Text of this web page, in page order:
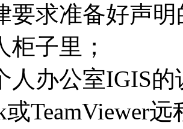
要求准备好声
柜子里；
人办公室IGIS
或TeamViewer